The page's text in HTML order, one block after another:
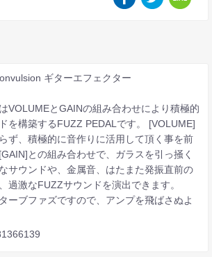
ギターエフェクター
VOLUMEとGAINの組み合わせにより積極的
を構築するFUZZ PEDALです。 [VOLUME]
ず、積極的に音作りに活用して頂く事を前
との組み合わせで、ガラスを引っ掻く
サウンドや、金属音、はたまた発振直前の
過激なFUZZサウンドを演出できます。
ーブファズですので、アンプを飛ばさぬよ